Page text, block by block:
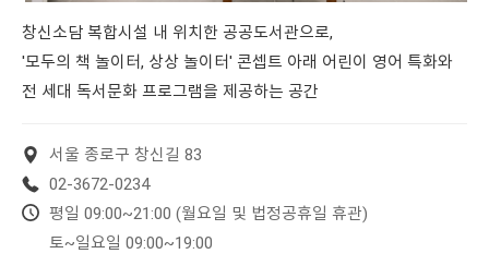
창신소담 복합시설 내 위치한 공공도서관으로,
'모두의 책 놀이터, 상상 놀이터' 콘셉트 아래 어린이 영어 특화와
전 세대 독서문화 프로그램을 제공하는 공간
서울 종로구 창신길 83
02-3672-0234
평일 09:00~21:00 (월요일 및 법정공휴일 휴관)
토~일요일 09:00~19:00